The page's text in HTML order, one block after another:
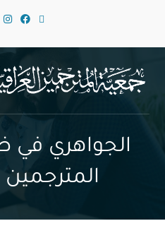
الجواهري في
المترجمين